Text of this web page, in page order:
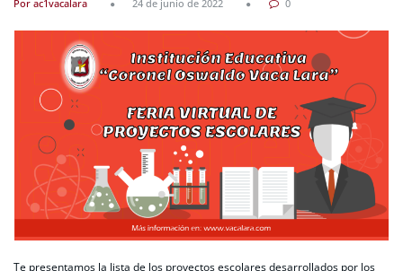
Por ac1vacalara 24 de junio de 2022 0
Te presentamos la lista de los proyectos escolares desarrollados por los